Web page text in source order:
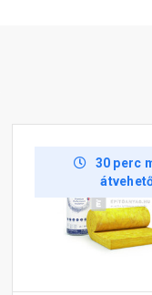
30 perc